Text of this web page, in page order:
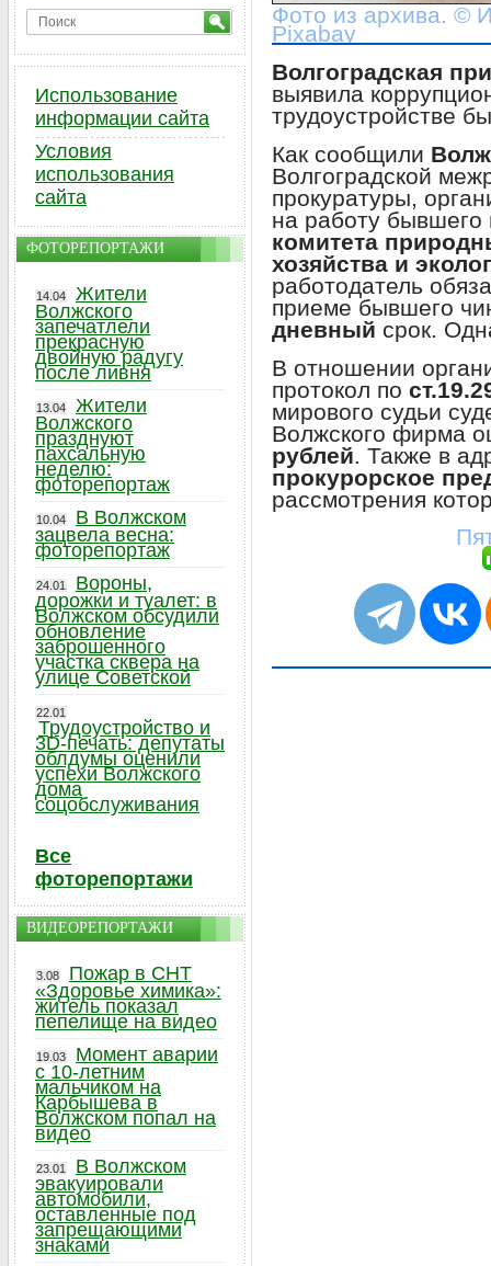
Фото из архива. ©
Pixabay
Волгоградская
выявила
трудоустройстве
Как сообщили
Волгоградской
прокуратуры,
на работу
комитета
хозяйства и
работодатель
приеме бывшего
дневный срок.
В отношении
протокол по
мирового судьи
Волжского фирма
рублей. Также в
прокурорское
рассмотрения
Использование
информации сайта
Условия
использования
сайта
ФОТОРЕПОРТАЖИ
14.04
Жители
Волжского
запечатлели
прекрасную
двойную радугу
после ливня
13.04
Жители
Волжского
празднуют
пахсальную
неделю:
фоторепортаж
10.04
В Волжском
зацвела весна:
фоторепортаж
24.01
Вороны,
дорожки и туалет: в
Волжском обсудили
обновление
заброшенного
участка сквера на
улице Советской
22.01
Трудоустройство и
3D-печать: депутаты
облдумы оценили
успехи Волжского
дома
соцобслуживания
Все
фоторепортажи
ВИДЕОРЕПОРТАЖИ
3.08
Пожар в СНТ
«Здоровье химика»:
житель показал
пепелище на видео
19.03
Момент аварии
с 10-летним
мальчиком на
Карбышева в
Волжском попал на
видео
23.01
В Волжском
эвакуировали
автомобили,
оставленные под
запрещающими
знаками